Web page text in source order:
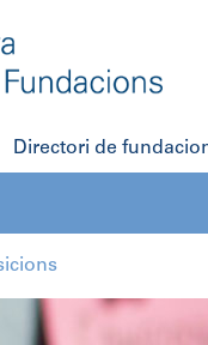
Directori de